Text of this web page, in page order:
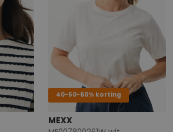
40-50-60% korting
MEXX